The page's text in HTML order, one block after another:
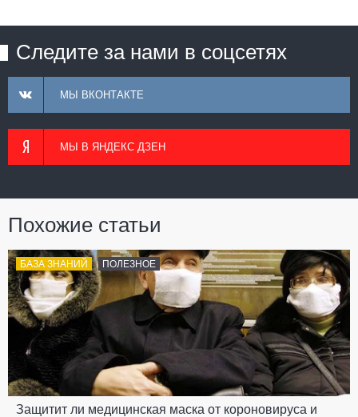
Следите за нами в соцсетях
МЫ ВКОНТАКТЕ
МЫ В ЯНДЕКС ДЗЕН
Похожие статьи
БАЗА ЗНАНИЙ ПОЛЕЗНОЕ
Защитит ли медицинская маска от короновируса и